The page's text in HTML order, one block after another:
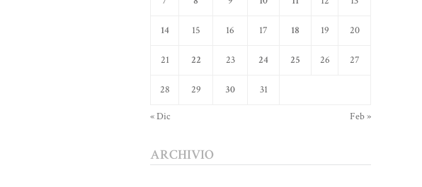
14 15 16 17 18 19 20
21 22 23 24 25 26 27
28 29 30 31
« Dic Feb »
ARCHIVIO